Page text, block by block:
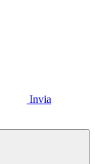
Invia